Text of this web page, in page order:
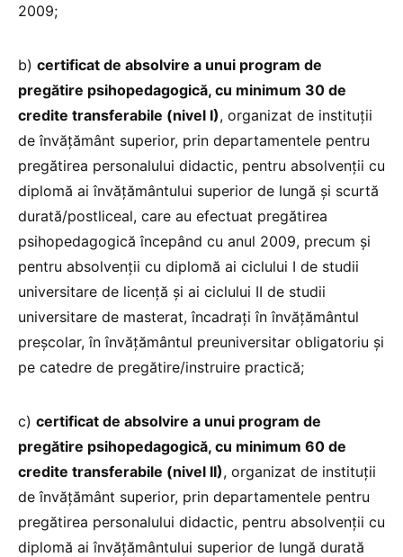
2009;
b) certificat de absolvire a unui program de
pregătire psihopedagogică, cu minimum 30 de
credite transferabile (nivel I), organizat de instituţii
de învăţământ superior, prin departamentele pentru
pregătirea personalului didactic, pentru absolvenţii cu
diplomă ai învăţământului superior de lungă şi scurtă
durată/postliceal, care au efectuat pregătirea
psihopedagogică începând cu anul 2009, precum şi
pentru absolvenţii cu diplomă ai ciclului I de studii
universitare de licenţă şi ai ciclului II de studii
universitare de masterat, încadraţi în învăţământul
preşcolar, în învăţământul preuniversitar obligatoriu şi
pe catedre de pregătire/instruire practică;
c) certificat de absolvire a unui program de
pregătire psihopedagogică, cu minimum 60 de
credite transferabile (nivel II), organizat de instituţii
de învăţământ superior, prin departamentele pentru
pregătirea personalului didactic, pentru absolvenţii cu
diplomă ai învăţământului superior de lungă durată